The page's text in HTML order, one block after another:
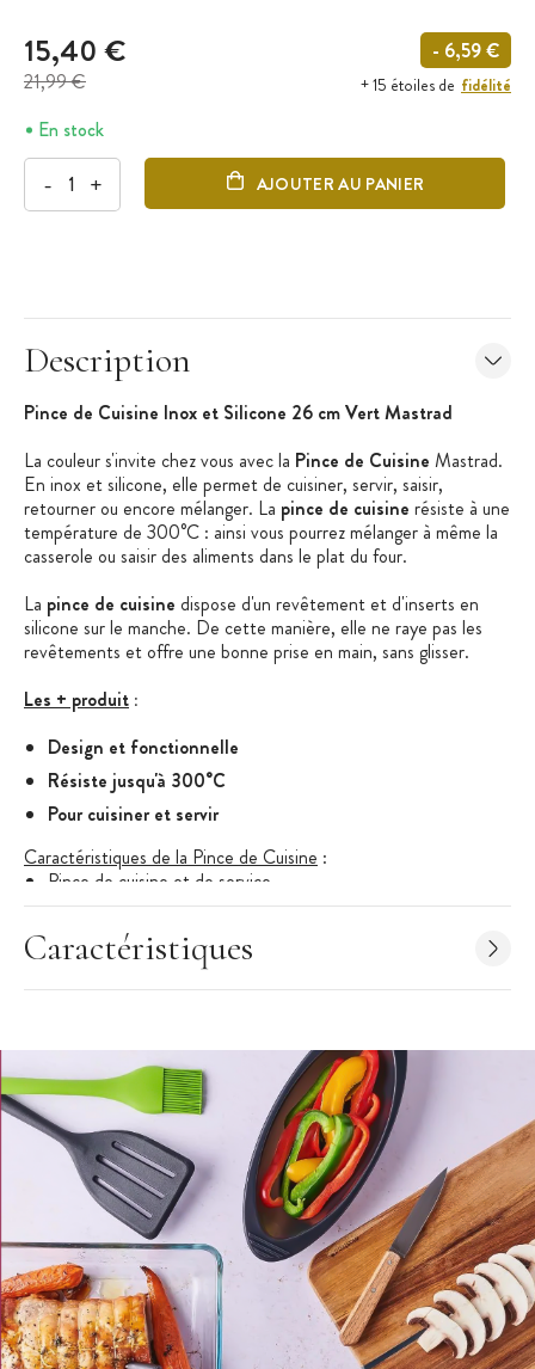
15,40 €
21,99 €
- 6,59 €
+ 15 étoiles de fidélité
En stock
- + AJOUTER AU PANIER
Description
Pince de Cuisine Inox et Silicone 26 cm Vert Mastrad
La couleur s'invite chez vous avec la Pince de Cuisine Mastrad.
En inox et silicone, elle permet de cuisiner, servir, saisir,
retourner ou encore mélanger. La pince de cuisine résiste à une
température de 300°C : ainsi vous pourrez mélanger à même la
casserole ou saisir des aliments dans le plat du four.
La pince de cuisine dispose d'un revêtement et d'inserts en
silicone sur le manche. De cette manière, elle ne raye pas les
revêtements et offre une bonne prise en main, sans glisser.
Les + produit :
Design et fonctionnelle
Résiste jusqu'à 300°C
Pour cuisiner et servir
Caractéristiques de la Pince de Cuisine :
Pince de cuisine et de service
Dimensions : 26 cm de long
Matériaux : inox et silicone
Inserts en silicone sur le manche : prise en main agréable sans
glisser
Crochet de suspension : rangement optimisé, garde la pince
fermée
Lavable au lave-vaisselle : oui
Couleur : vert
Marque : Mastrad
Caractéristiques